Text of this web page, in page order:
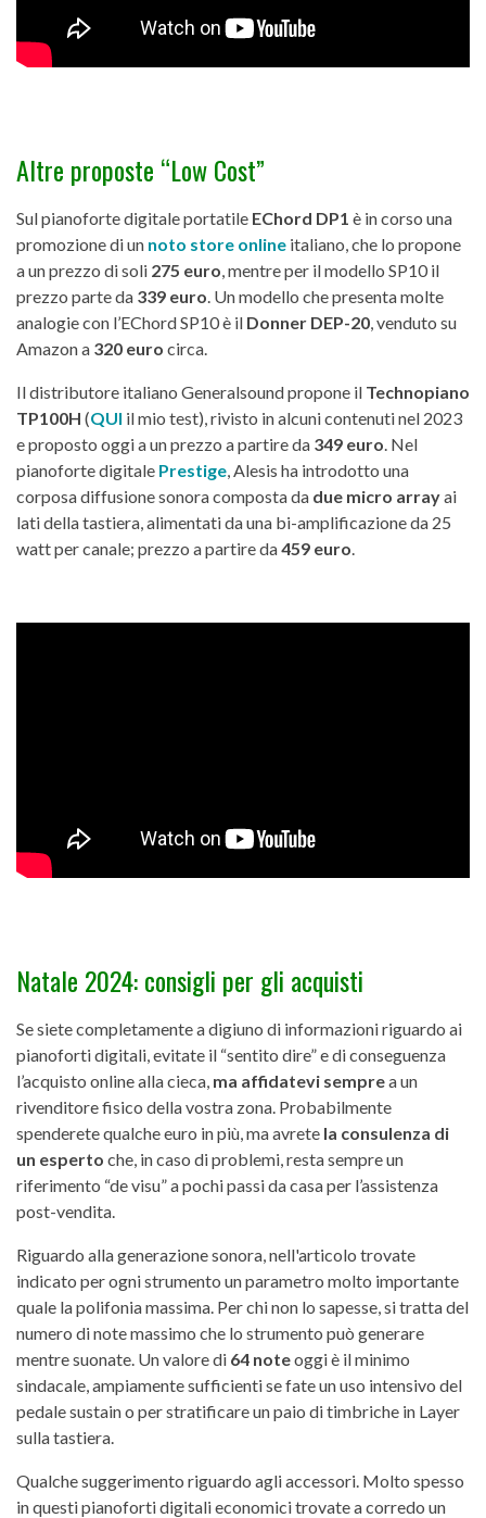
Altre proposte “Low Cost”
Sul pianoforte digitale portatile EChord DP1 è in corso una
promozione di un noto store online italiano, che lo propone
a un prezzo di soli 275 euro , mentre per il modello SP10 il
prezzo parte da 339 euro . Un modello che presenta molte
analogie con l’EChord SP10 è il Donner DEP-20 , venduto su
Amazon a 320 euro circa.
Il distributore italiano Generalsound propone il Technopiano
TP100H (QUI il mio test), rivisto in alcuni contenuti nel 2023
e proposto oggi a un prezzo a partire da 349 euro . Nel
pianoforte digitale Prestige , Alesis ha introdotto una
corposa diffusione sonora composta da due micro arrayai
lati della tastiera, alimentati da una bi-amplificazione da 25
watt per canale; prezzo a partire da459 euro
Natale 2024: consigli per gli acquisti
Se siete completamente a digiuno di informazioni riguardo ai
pianoforti digitali, evitate il “sentito dire” e di conseguenza
l’acquisto online alla cieca, ma affidatevi semprea un
rivenditore fisico della vostra zona. Probabilmente
spenderete qualche euro in più, ma avrete la consulenza di
un esperto che, in caso di problemi, resta sempre un
riferimento “de visu” a pochi passi da casa per l’assistenza
post-vendita.
Riguardo alla generazione sonora, nell'articolo trovate
indicato per ogni strumento un parametro molto importante
quale la polifonia massima. Per chi non lo sapesse, si tratta del
numero di note massimo che lo strumento può generare
mentre suonate. Un valore di 64 noteoggi è il minimo
sindacale, ampiamente sufficienti se fate un uso intensivo del
pedale sustain o per stratificare un paio di timbriche in Layer
sulla tastiera.
Qualche suggerimento riguardo agli accessori. Molto spesso
in questi pianoforti digitali economici trovate a corredo un